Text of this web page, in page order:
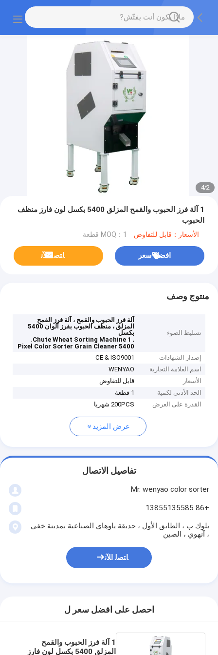
2
/
4
1 آلة فرز الحبوب والقمح المزلق 5400 بكسل لون فارز منظف
الحبوب
الأسعار：قابل للتفاوض MOQ：1 قطعة
افضل سعر ﺎﺘﺼﻟ ﺍﻶﻧ
منتوج وصف
تسليط الضوء
آلة فرز الحبوب والقمح ، آلة فرز القمح
المزلق ، منظف الحبوب بفرز ألوان 5400
بكسل
,
1 Chute Wheat Sorting Machine
,
5400 Pixel Color Sorter Grain Cleaner
إصدار الشهادات
CE & ISO9001
اسم العلامة التجارية
WENYAO
الأسعار
قابل للتفاوض
الحد الأدنى لكمية
1 قطعة
القدرة على العرض
200PCS شهريا
عرض المزيد
تفاصيل الاتصال
Mr. wenyao color sorter
+86 13855135585
بلوك ب ، الطابق الأول ، حديقة ياوهاي الصناعية بمدينة خفي
، آنهوي ، الصين
ﺎﺘﺼﻟ ﺍﻶﻧ
احصل على افضل سعر ل
1 آلة فرز الحبوب والقمح
المزلق 5400 بكسل لون فارز